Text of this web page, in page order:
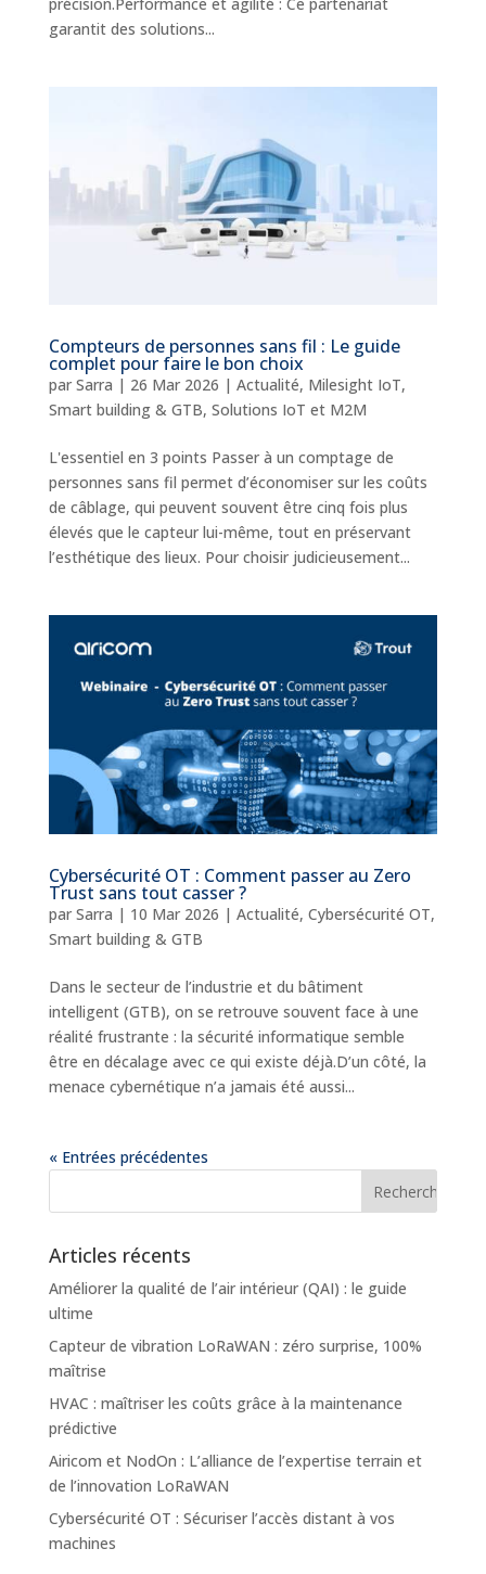
garantit des solutions...
Compteurs de personnes sans fil : Le guide
complet pour faire le bon choix
par Sarra | 26 Mar 2026 | Actualité, Milesight IoT,
Smart building & GTB, Solutions IoT et M2M
L'essentiel en 3 points Passer à un comptage de
personnes sans fil permet d’économiser sur les coûts
de câblage, qui peuvent souvent être cinq fois plus
élevés que le capteur lui-même, tout en préservant
l’esthétique des lieux. Pour choisir judicieusement...
Cybersécurité OT : Comment passer au Zero
Trust sans tout casser ?
par Sarra | 10 Mar 2026 | Actualité, Cybersécurité OT,
Smart building & GTB
Dans le secteur de l’industrie et du bâtiment
intelligent (GTB), on se retrouve souvent face à une
réalité frustrante : la sécurité informatique semble
être en décalage avec ce qui existe déjà.D’un côté, la
menace cybernétique n’a jamais été aussi...
« Entrées précédentes
Articles récents
Améliorer la qualité de l’air intérieur (QAI) : le guide
ultime
Capteur de vibration LoRaWAN : zéro surprise, 100%
maîtrise
HVAC : maîtriser les coûts grâce à la maintenance
prédictive
Airicom et NodOn : L’alliance de l’expertise terrain et
de l’innovation LoRaWAN
Cybersécurité OT : Sécuriser l’accès distant à vos
machines